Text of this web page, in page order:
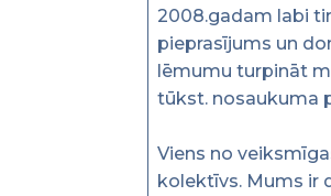
2008.gadam labi
pieprasījums un
lēmumu turpināt
tūkst. nosaukuma
Viens no
kolektīvs. Mums ir